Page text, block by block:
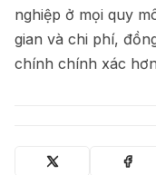
nghiệp ở mọi quy
gian và chi phí,
chính chính xác